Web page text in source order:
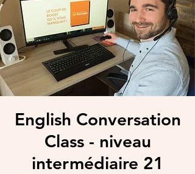
English Conversation
Class - niveau
intermédiaire 21